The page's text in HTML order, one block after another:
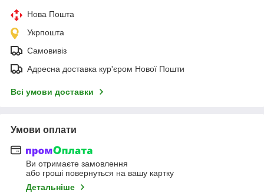
Нова Пошта
Укрпошта
Самовивіз
Адресна доставка кур'єром Нової Пошти
Всі умови доставки
Умови оплати
Ви отримаєте замовлення
або гроші повернуться на вашу картку
Детальніше